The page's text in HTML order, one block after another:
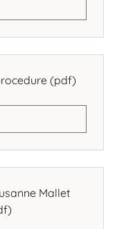
(pdf)
Mallet